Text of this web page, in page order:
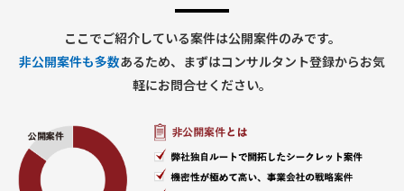
ここでご紹介している案件は公開案件のみです。
非公開案件も多数あるため、まずはコンサルタント登録からお気
軽にお問合せください。